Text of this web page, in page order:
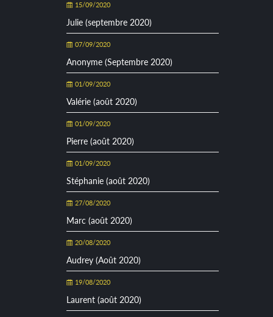
15/09/2020
Julie (septembre 2020)
07/09/2020
Anonyme (Septembre 2020)
01/09/2020
Valérie (août 2020)
01/09/2020
Pierre (août 2020)
01/09/2020
Stéphanie (août 2020)
27/08/2020
Marc (août 2020)
20/08/2020
Audrey (Août 2020)
19/08/2020
Laurent (août 2020)